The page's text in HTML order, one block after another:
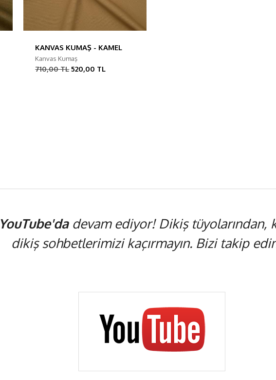
KANVAS KUMAŞ - KAMEL
Kanvas Kumaş
710,00 TL 520,00 TL
YouTube'dadevam ediyor! Dikiş tüyolarından,
dikiş sohbetlerimizi kaçırmayın. Bizi takip